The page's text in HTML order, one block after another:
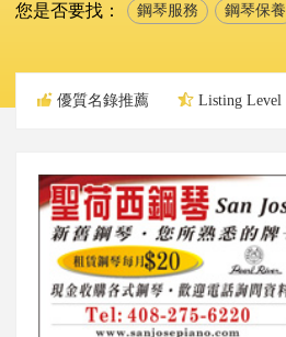
您是否要找： 鋼琴服務 鋼琴保養
優質名錄推薦 Listing Level